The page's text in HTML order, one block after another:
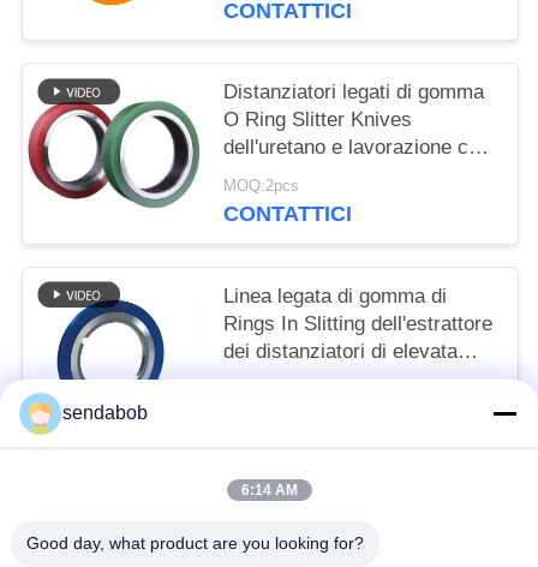
CONTATTICI
Distanziatori legati di gomma
O Ring Slitter Knives
dell'uretano e lavorazione con
utensili
MOQ:2pcs
CONTATTICI
Linea legata di gomma di
Rings In Slitting dell'estrattore
dei distanziatori di elevata
purezza
sendabob
6:14 AM
Good day, what product are you looking for?